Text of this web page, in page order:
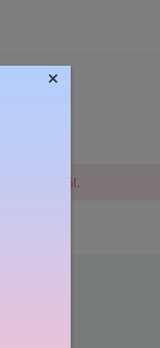
vásárlásnál.
×